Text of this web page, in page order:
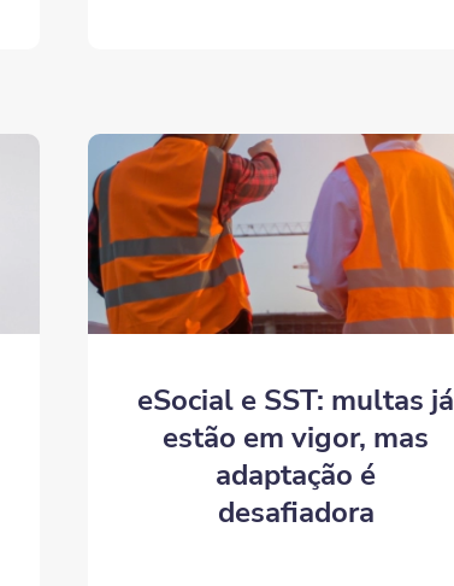
eSocial e SST: multas já
estão em vigor, mas
adaptação é
desafiadora